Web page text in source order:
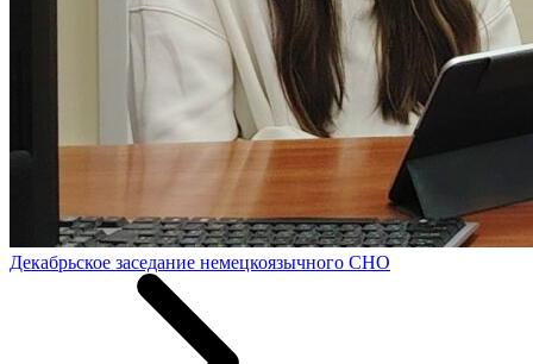
Декабрьское заседание немецкоязычного СНО